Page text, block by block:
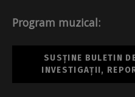
Program muzical:
SUSȚINE BULETIN
INVESTIGAȚII,